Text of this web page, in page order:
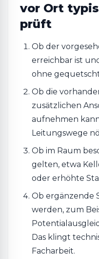
vor Ort
prüft
Ob der
erreichbar ist
ohne
Ob die
zusätzlichen
aufnehmen
Leitungswege
Ob im Raum
gelten, etwa
oder erhöhte
Ob ergänzende
werden, zum
Das klingt
Facharbeit.